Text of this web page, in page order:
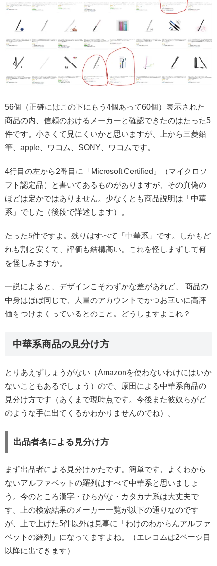
56個（正確にはこの下にもう4個あって60個）表示された
商品の内、信頼のおけるメーカーと確認できたのはたった5
件です。小さくて見にくいかと思いますが、上から三菱鉛
筆、apple、ワコム、SONY、ワコムです。
4行目の左から2番目に「Microsoft Certified」（マイクロソ
フト認定品）と書いてあるものがありますが、その真偽の
ほどは定かではありません。少なくとも商品説明は「中華
系」でした（後段で詳述します）。
たった5件ですよ。残りはすべて「中華系」です。しかもど
れも割と安くて、評価も結構高い。これを怪しまずして何
を怪しみますか。
一説によると、デザインこそわずかな差があれど、 商品の
中身はほぼ同じで、大量のアカウントでかつお互いに高評
価をつけまくっているとのこと。どうしますよこれ？
中華系商品の見分け方
とりあえずしょうがない（Amazonを使わないわけにはいか
ないこともあるでしょう）ので、原田による中華系商品の
見分け方です（あくまで現時点です。今後また彼奴らがど
のような手に出てくるかわかりませんのでね）。
出品者名による見分け方
まず出品者による見分けかたです。簡単です。よくわから
ないアルファベットの羅列はすべて中華系と思いましょ
う。今のところ漢字・ひらがな・カタカナ系は大丈夫で
す。上の検索結果のメーカー一覧が以下の通りなのです
が、上で上げた5件以外は見事に「わけのわからんアルファ
ベットの羅列」になってますよね。（エレコムは2ページ目
以降に出てきます）